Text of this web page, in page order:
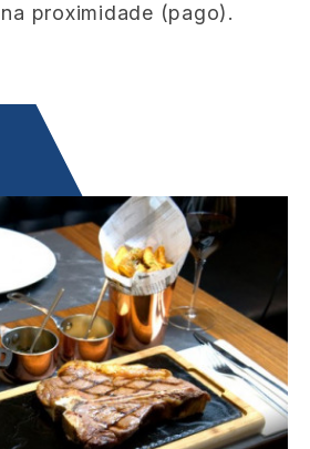
proximidade (pago).